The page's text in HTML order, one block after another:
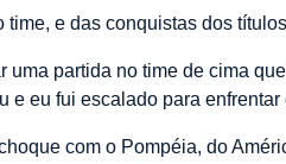
e das conquistas dos
partida no time de cima
e eu fui escalado para enfrentar
com o Pompéia, do